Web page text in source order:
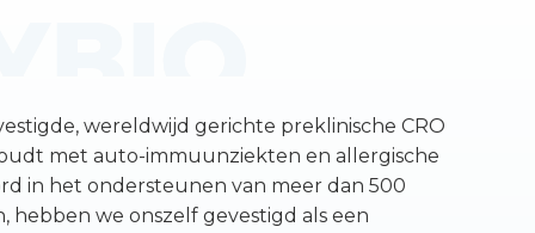
wereldwijd gerichte preklinische CRO
met auto-immuunziekten en allergische
in het ondersteunen van meer dan 500
hebben we onszelf gevestigd als een